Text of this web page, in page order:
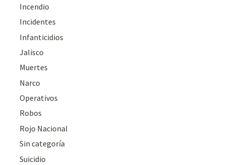
Incendio
Incidentes
Infanticidios
Jalisco
Muertes
Narco
Operativos
Robos
Rojo Nacional
Sin categoría
Suicidio